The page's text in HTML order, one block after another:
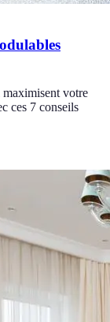
maximisent votre
ces 7 conseils